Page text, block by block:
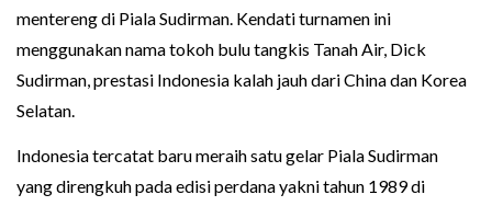
mentereng di Piala Sudirman. Kendati turnamen ini
menggunakan nama tokoh bulu tangkis Tanah Air, Dick
Sudirman, prestasi Indonesia kalah jauh dari China dan Korea
Selatan.
Indonesia tercatat baru meraih satu gelar Piala Sudirman
yang direngkuh pada edisi perdana yakni tahun 1989 di